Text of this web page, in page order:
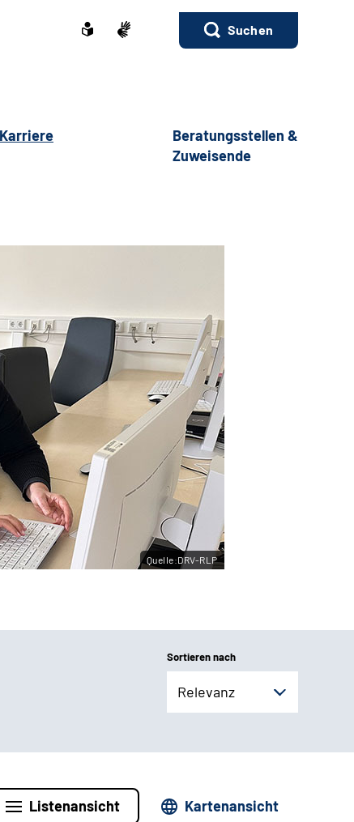
Suchen
Karriere
Beratungsstellen &
Zuweisende
Quelle:DRV-RLP
Sortieren nach
Relevanz
Listenansicht Kartenansicht